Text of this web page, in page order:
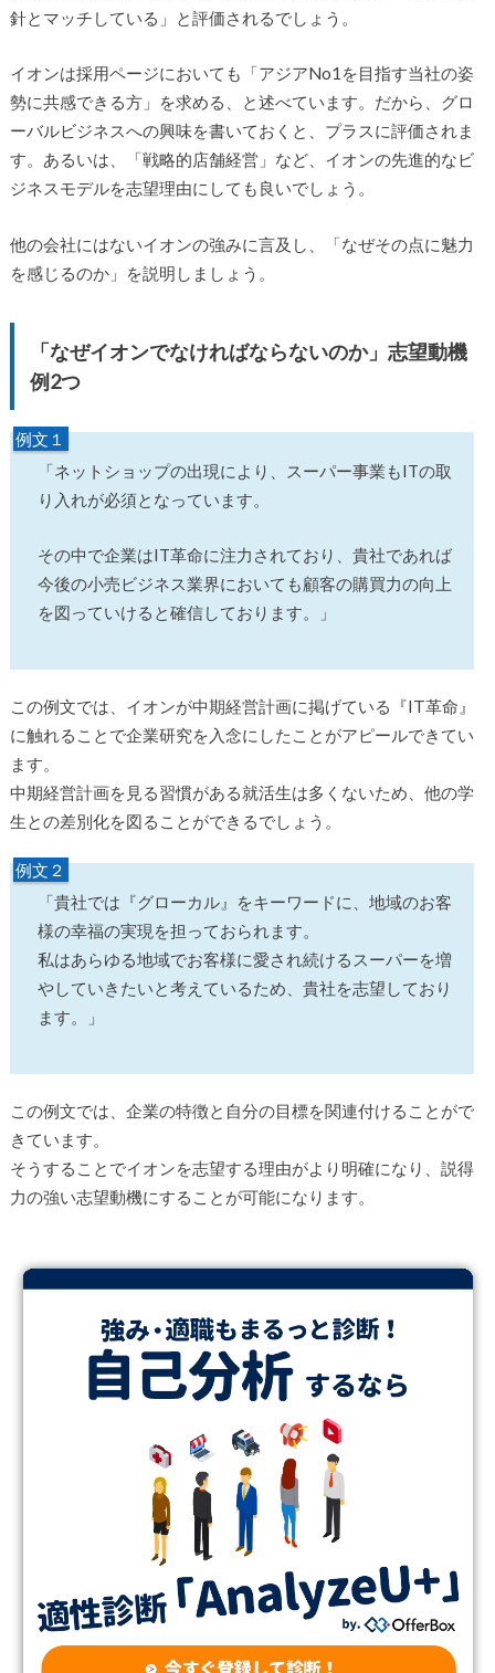
針とマッチしている」と評価されるでしょう。
イオンは採用ページにおいても「アジアNo1を目指す当社の姿
勢に共感できる方」を求める、と述べています。だから、グロ
ーバルビジネスへの興味を書いておくと、プラスに評価されま
す。あるいは、「戦略的店舗経営」など、イオンの先進的なビ
ジネスモデルを志望理由にしても良いでしょう。
他の会社にはないイオンの強みに言及し、「なぜその点に魅力
を感じるのか」を説明しましょう。
「なぜイオンでなければならないのか」志望動機
例2つ
例文１
「ネットショップの出現により、スーパー事業もITの取
り入れが必須となっています。
その中で企業はIT革命に注力されており、貴社であれば
今後の小売ビジネス業界においても顧客の購買力の向上
を図っていけると確信しております。」
この例文では、イオンが中期経営計画に掲げている『IT革命』
に触れることで企業研究を入念にしたことがアピールできてい
ます。
中期経営計画を見る習慣がある就活生は多くないため、他の学
生との差別化を図ることができるでしょう。
例文２
「貴社では『グローカル』をキーワードに、地域のお客
様の幸福の実現を担っておられます。
私はあらゆる地域でお客様に愛され続けるスーパーを増
やしていきたいと考えているため、貴社を志望しており
ます。」
この例文では、企業の特徴と自分の目標を関連付けることがで
きています。
そうすることでイオンを志望する理由がより明確になり、説得
力の強い志望動機にすることが可能になります。